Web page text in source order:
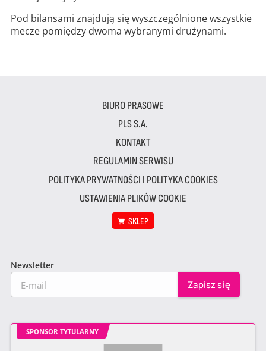
Pod bilansami znajdują się wyszczególnione wszystkie
mecze pomiędzy dwoma wybranymi drużynami.
BIURO PRASOWE
PLS S.A.
KONTAKT
REGULAMIN SERWISU
POLITYKA PRYWATNOŚCI I POLITYKA COOKIES
USTAWIENIA PLIKÓW COOKIE
SKLEP
Newsletter
SPONSOR TYTULARNY